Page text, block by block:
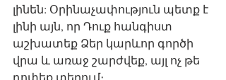
լինեն: Օրինաչափություն պետք է
լինի այն, որ Դուք հանգիստ
աշխատեք Ձեր կարևոր գործի
վրա և առաջ շարժվեք, այլ ոչ թե
դոփեք տեղում։